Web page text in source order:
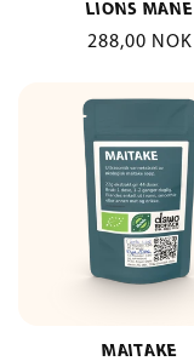
LIONS MANE
Vanlig
288,00 NOK
MAITAKE